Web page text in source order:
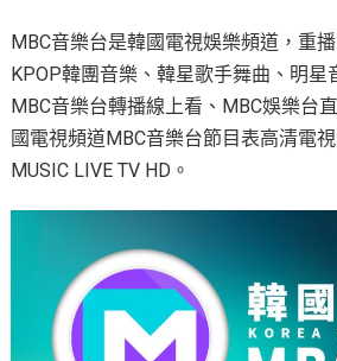
MBC音樂台是韓國電視娛樂頻道，重
KPOP韓團音樂、韓星歌手舞曲、明星
MBC音樂台轉播線上看、MBC娛樂台
國電視頻道MBC音樂台節目表高清電
MUSIC LIVE TV HD。